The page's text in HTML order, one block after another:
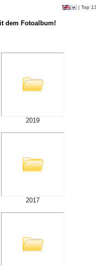
| Top
dem Fotoalbum!
2019
2017